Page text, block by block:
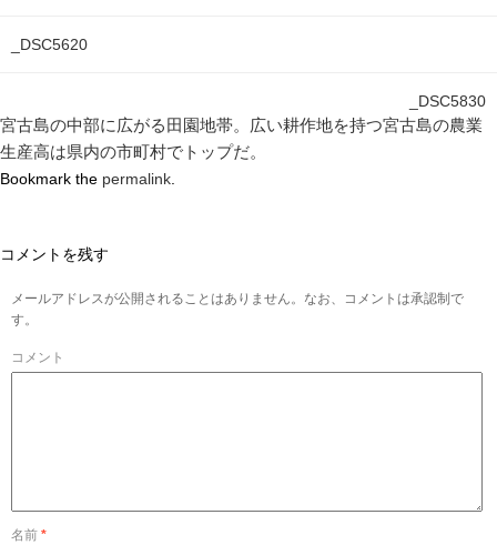
_DSC5620
_DSC5830
宮古島の中部に広がる田園地帯。広い耕作地を持つ宮古島の農業
生産高は県内の市町村でトップだ。
Bookmark the permalink
コメントを残す
メールアドレスが公開されることはありません。なお、コメントは承認制で
す。
コメント
名前 *